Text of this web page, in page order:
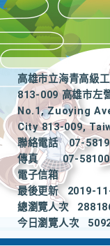
高雄市立海青高級
813-009 高雄市左
No.1, Zuoying
City 813-009,
聯絡電話
07-
傳真
07-
電子信箱
最後更新
2019-
總瀏覽人次
今日瀏覽人次